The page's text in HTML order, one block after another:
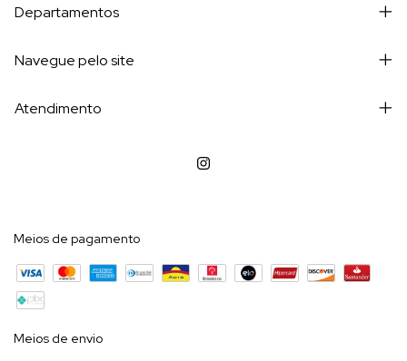
Departamentos
Navegue pelo site
Atendimento
Meios de pagamento
Meios de envio